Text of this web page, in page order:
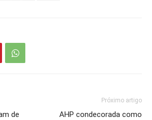
de
Próximo artigo
AHP condecorada como